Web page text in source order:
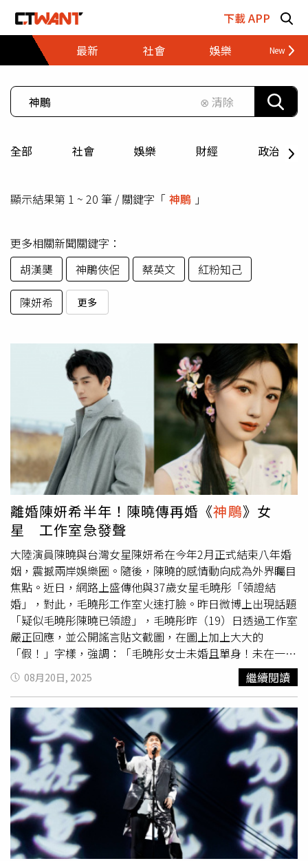
下載 APP
最新
社會 娛樂 財經
⊗ 清除
全部 社會 娛樂 財經 政治
顯示結果第 1 ~ 20 筆 / 關鍵字「 神鵰 」
更多相關新聞關鍵字：
胡漢龑
神鵰俠侶 蔡英文
紅粉知己
陳妍希
更多
離婚陳妍希半年！陳曉傳再婚《神鵰》女
星 工作室急發聲
大陸演員陳曉與台灣女星陳妍希在今年2月正式結束八年婚
姻，震撼兩岸娛樂圈。隨後，陳曉的感情動向成為外界矚目
焦點。近日，網路上盛傳他與37歲女星毛曉彤「領證結
婚」，對此，毛曉彤工作室火速打臉。昨日微博上出現話題
「疑似毛曉彤陳曉已領證」，毛曉彤昨（19）日透過工作室
嚴正回應，並公開謠言貼文截圖，在圖上加上大大的
「假！」字樣，強調：「毛曉彤女士未婚且單身！未在一起
且從未在一起過！」用最直接的方式闢謠。至於陳曉本人，
則保持低調，沒有做出任何回應。事實上，陳曉與毛曉彤確
實因就讀中央戲劇學院而相識，之後又多次合作影視作品，
包括《神鵰俠侶》、《雲襄傳》及續集等，兩人互動自然，
關係一向良好，因此緋聞不時傳出。這次的「領證傳言」也
因此顯得更具話題性。陳曉2016年與陳妍希登記結婚，婚
禮一度被形容為浪漫盛事，夫妻倆還育有一子「小星星」。
然而，近年婚變傳言不斷，直到今年2月雙方證實離婚，並
表示會共同撫養孩子。離婚後，兩人各自在演藝事業持續努
力，陳曉主演的《大生意人》與《雲襄傳2》已陸續播出，
陳妍希則接演《藏海傳》、《狙擊蝴蝶》等新作。毛曉彤工
作室火速闢謠。（圖／翻攝微博／毛曉彤工作室）
08月20日, 2025 繼續閱讀